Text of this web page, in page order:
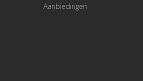
Aanbiedingen